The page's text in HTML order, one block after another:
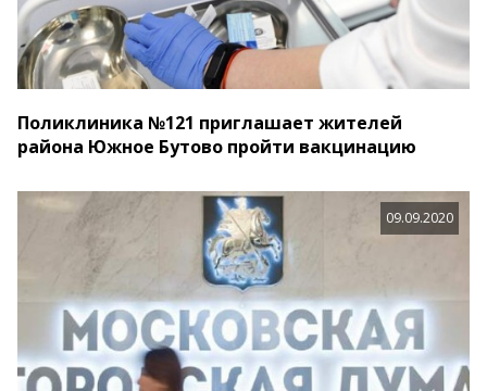
Поликлиника №121 приглашает жителей
района Южное Бутово пройти вакцинацию
09.09.2020